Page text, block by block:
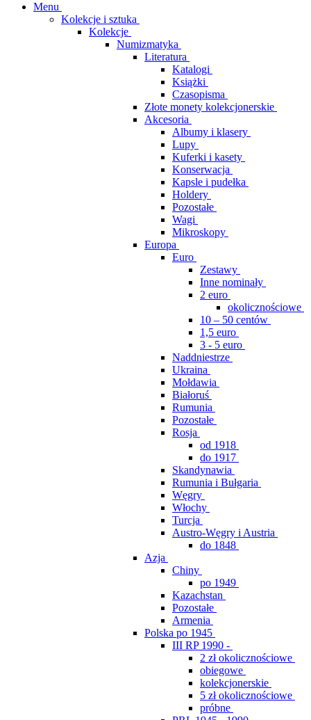
Menu
Kolekcje i sztuka
Kolekcje
Numizmatyka
Literatura
Katalogi
Książki
Czasopisma
Złote monety kolekcjonerskie
Akcesoria
Albumy i klasery
Lupy
Kuferki i kasety
Konserwacja
Kapsle i pudełka
Holdery
Pozostałe
Wagi
Mikroskopy
Europa
Euro
Zestawy
Inne nominały
2 euro
okolicznościowe
10 – 50 centów
1,5 euro
3 - 5 euro
Naddniestrze
Ukraina
Mołdawia
Białoruś
Rumunia
Pozostałe
Rosja
od 1918
do 1917
Skandynawia
Rumunia i Bułgaria
Węgry
Włochy
Turcja
Austro-Węgry i Austria
do 1848
Azja
Chiny
po 1949
Kazachstan
Pozostałe
Armenia
Polska po 1945
III RP 1990 -
2 zł okolicznościowe
obiegowe
kolekcjonerskie
5 zł okolicznościowe
próbne